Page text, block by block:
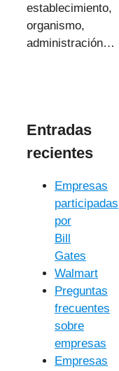
establecimiento,
organismo,
administración…
Entradas
recientes
Empresas
participadas
por
Bill
Gates
Walmart
Preguntas
frecuentes
sobre
empresas
Empresas